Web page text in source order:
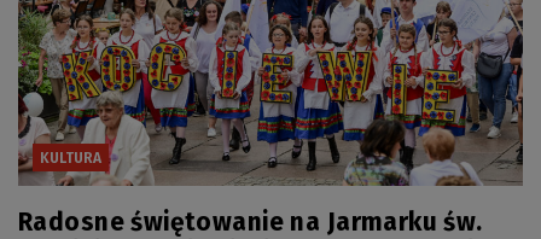
KULTURA
Radosne świętowanie na Jarmarku św.